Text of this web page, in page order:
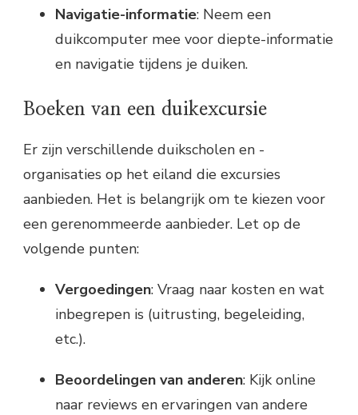
Navigatie-informatie: Neem een
duikcomputer mee voor diepte-informatie
en navigatie tijdens je duiken.
Boeken van een duikexcursie
Er zijn verschillende duikscholen en -
organisaties op het eiland die excursies
aanbieden. Het is belangrijk om te kiezen voor
een gerenommeerde aanbieder. Let op de
volgende punten:
Vergoedingen: Vraag naar kosten en wat
inbegrepen is (uitrusting, begeleiding,
etc.).
Beoordelingen van anderen: Kijk online
naar reviews en ervaringen van andere